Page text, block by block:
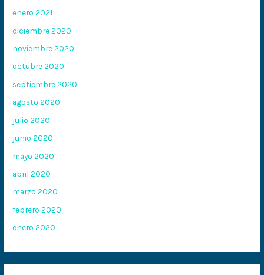
enero 2021
diciembre 2020
noviembre 2020
octubre 2020
septiembre 2020
agosto 2020
julio 2020
junio 2020
mayo 2020
abril 2020
marzo 2020
febrero 2020
enero 2020